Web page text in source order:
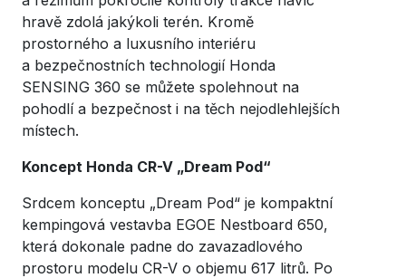
hravě zdolá jakýkoli terén. Kromě
prostorného a luxusního interiéru
a bezpečnostních technologií Honda
SENSING 360 se můžete spolehnout na
pohodlí a bezpečnost i na těch nejodlehlejších
místech.
Koncept Honda CR-V „Dream Pod“
Srdcem konceptu „Dream Pod“ je kompaktní
kempingová vestavba EGOE Nestboard 650,
která dokonale padne do zavazadlového
prostoru modelu CR-V o objemu 617 litrů. Po